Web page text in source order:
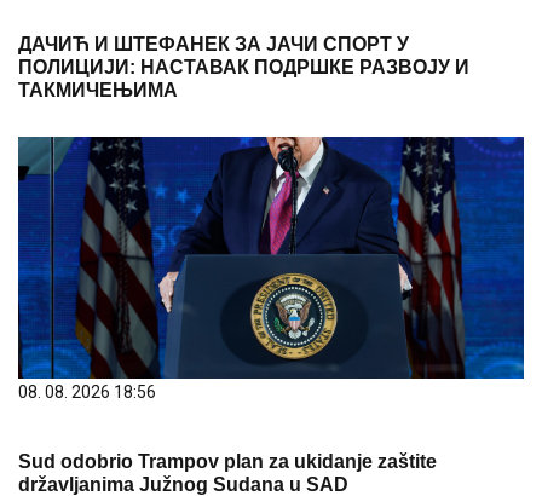
ДАЧИЋ И ШТЕФАНЕК ЗА ЈАЧИ СПОРТ У
ПОЛИЦИЈИ: НАСТАВАК ПОДРШКЕ РАЗВОЈУ И
ТАКМИЧЕЊИМА
08. 08. 2026 18:56
Sud odobrio Trampov plan za ukidanje zaštite
državljanima Južnog Sudana u SAD